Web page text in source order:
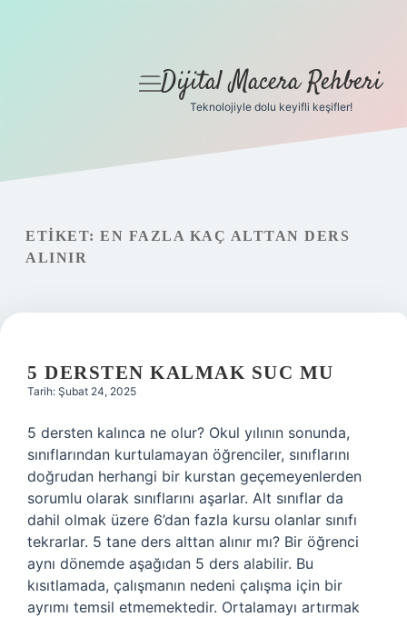
Gizlilik Politikası
Hakkımızda
menüyü
Dijital Macera Rehberi
Teknolojiyle dolu keyifli keşifler!
ETIKET: EN FAZLA KAÇ ALTTAN DERS
ALINIR
5 DERSTEN KALMAK SUC MU
Tarih: Şubat 24, 2025
5 dersten kalınca ne olur? Okul yılının sonunda,
sınıflarından kurtulamayan öğrenciler, sınıflarını
doğrudan herhangi bir kurstan geçemeyenlerden
sorumlu olarak sınıflarını aşarlar. Alt sınıflar da
dahil olmak üzere 6’dan fazla kursu olanlar sınıfı
tekrarlar. 5 tane ders alttan alınır mı? Bir öğrenci
aynı dönemde aşağıdan 5 ders alabilir. Bu
kısıtlamada, çalışmanın nedeni çalışma için bir
ayrımı temsil etmemektedir. Ortalamayı artırmak